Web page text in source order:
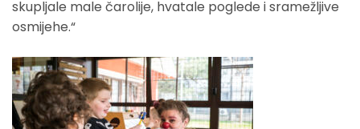
skupljale male čarolije, hvatale poglede i sramežljive
osmijehe.“